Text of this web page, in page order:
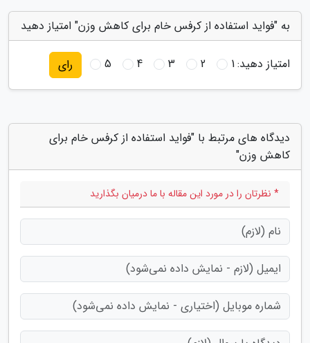
به "فواید استفاده از کرفس خام برای کاهش وزن" امتیاز دهید
امتیاز دهید:1
2
3
4
5 رای
دیدگاه های مرتبط با "فواید استفاده از کرفس خام برای
کاهش وزن"
* نظرتان را در مورد این مقاله با ما درمیان بگذارید